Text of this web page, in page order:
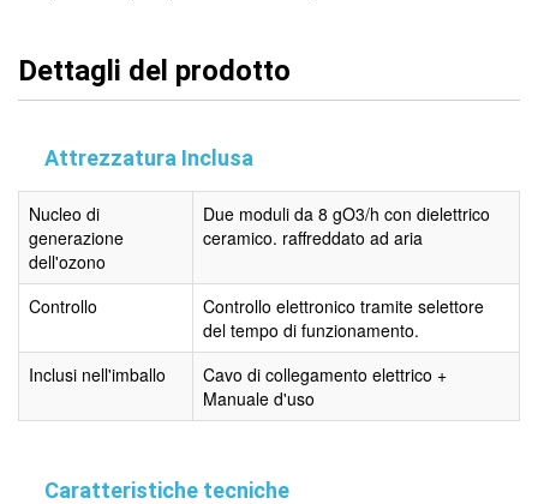
Dettagli del prodotto
Attrezzatura Inclusa
Nucleo di
generazione
dell'ozono
Due moduli da 8 gO3/h con dielettrico
ceramico. raffreddato ad aria
Controllo
Controllo elettronico tramite selettore
del tempo di funzionamento.
Inclusi nell'imballo
Cavo di collegamento elettrico +
Manuale d'uso
Caratteristiche tecniche